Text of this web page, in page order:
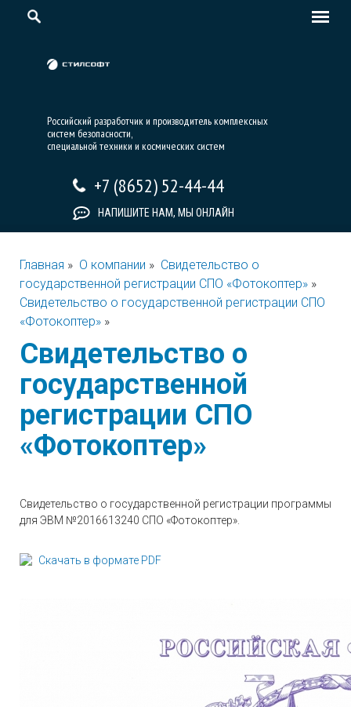
Российский разработчик и производитель комплексных
систем безопасности,
специальной техники и космических систем
+7 (8652) 52-44-44
НАПИШИТЕ НАМ, МЫ ОНЛАЙН
Главная » О компании » Свидетельство о
государственной регистрации СПО «Фотокоптер» »
Свидетельство о государственной регистрации СПО
«Фотокоптер» »
Свидетельство о
государственной
регистрации СПО
«Фотокоптер»
Свидетельство о государственной регистрации программы
для ЭВМ №2016613240 СПО «Фотокоптер».
Скачать в формате PDF